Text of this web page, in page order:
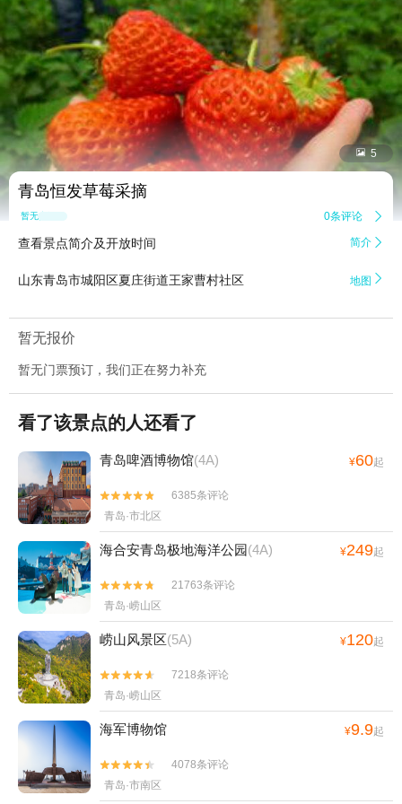
 5
青岛恒发草莓采摘
暂无点评 0条评论 
查看景点简介及开放时间 简介 
山东青岛市城阳区夏庄街道王家曹村社区 地图 
暂无报价
暂无门票预订，我们正在努力补充
看了该景点的人还看了
青岛啤酒博物馆(4A) ¥60起


6385条评论
青岛·市北区
海合安青岛极地海洋公园(4A) ¥249起


21763条评论
青岛·崂山区
崂山风景区(5A) ¥120起


7218条评论
青岛·崂山区
海军博物馆 ¥9.9起


4078条评论
青岛·市南区
